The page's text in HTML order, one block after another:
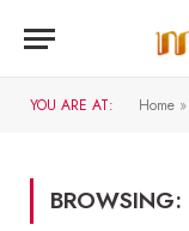
YOU ARE AT: Home »
BROWSING: